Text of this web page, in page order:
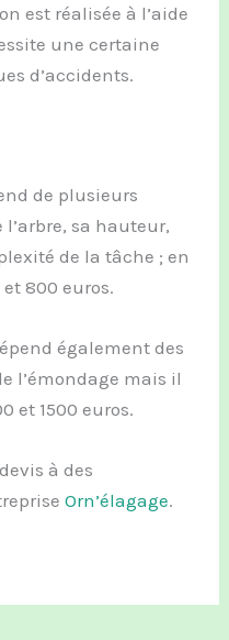
est réalisée à l’aide
une certaine
d’accidents.
de plusieurs
sa hauteur,
de la tâche ; en
800 euros.
également des
l’émondage mais il
et 1500 euros.
à des
Orn’élagage.